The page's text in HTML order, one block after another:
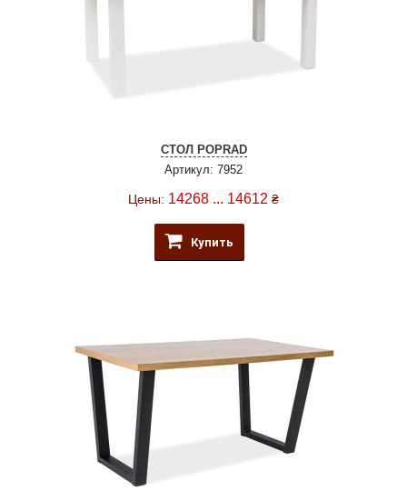
СТОЛ POPRAD
Артикул: 7952
Цены: 14268 ... 14612 ₴
Купить